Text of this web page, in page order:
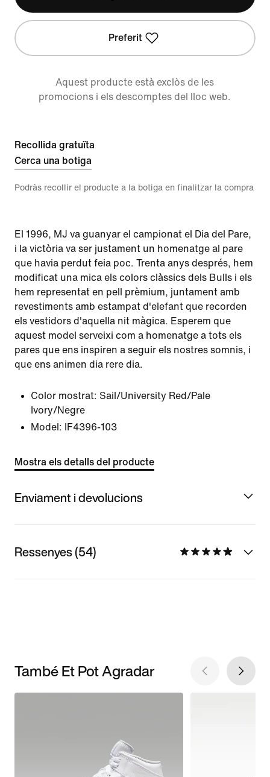
Preferit
Aquest producte està exclòs de les
promocions i els descomptes del lloc web.
Recollida gratuïta
Cerca una botiga
Podràs recollir el producte a la botiga en finalitzar la compra
El 1996, MJ va guanyar el campionat el Dia del Pare,
i la victòria va ser justament un homenatge al pare
que havia perdut feia poc. Trenta anys després, hem
modificat una mica els colors clàssics dels Bulls i els
hem representat en pell prèmium, juntament amb
revestiments amb estampat d'elefant que recorden
els vestidors d'aquella nit màgica. Esperem que
aquest model serveixi com a homenatge a tots els
pares que ens inspiren a seguir els nostres somnis, i
que ens animen dia rere dia.
Color mostrat: Sail/University Red/Pale
Ivory/Negre
Model:
IF4396-103
Mostra els detalls del producte
Enviament i devolucions
Ressenyes (54)
També Et Pot Agradar